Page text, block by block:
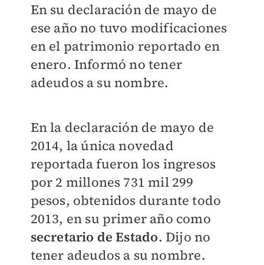
En su declaración de mayo de
ese año no tuvo modificaciones
en el patrimonio reportado en
enero. Informó no tener
adeudos a su nombre.
En la declaración de mayo de
2014, la única novedad
reportada fueron los ingresos
por 2 millones 731 mil 299
pesos, obtenidos durante todo
2013, en su primer año como
secretario de Estado. Dijo no
tener adeudos a su nombre.